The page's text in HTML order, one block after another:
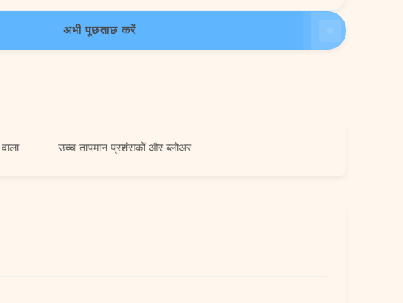
अभी पूछताछ करें
उच्च तापमान प्रशंसकों और ब्लोअर